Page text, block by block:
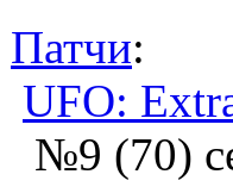
Патчи:
UFO:
№9 (70)